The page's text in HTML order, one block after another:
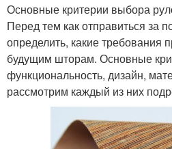
Основные критерии выбора
Перед тем как отправиться за
определить, какие требования
будущим шторам. Основные
функциональность, дизайн,
рассмотрим каждый из них